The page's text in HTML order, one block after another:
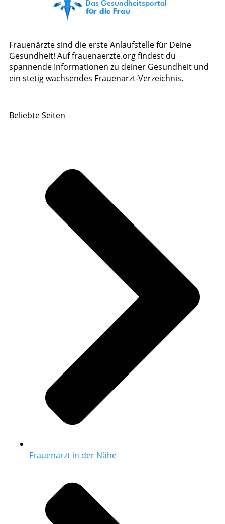
Frauenärzte sind die erste Anlaufstelle für Deine
Gesundheit! Auf frauenaerzte.org findest du
spannende Informationen zu deiner Gesundheit und
ein stetig wachsendes Frauenarzt-Verzeichnis.
Beliebte Seiten
Frauenarzt in der Nähe